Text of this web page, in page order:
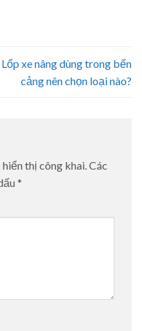
Lốp xe nâng dùng trong bến
cảng nên chọn loại nào?
thị công khai.Các
*